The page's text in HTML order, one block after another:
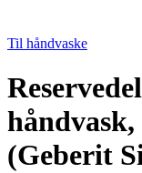
Til håndvaske
håndvask,
(Geberit